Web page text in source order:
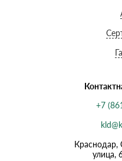
+7
Краснодар,
улица,